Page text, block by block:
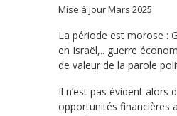
Mise à jour Mars 2025
La période est morose :
en Israël,.. guerre
de valeur de la parole
Il n’est pas évident alors
opportunités financières